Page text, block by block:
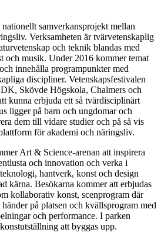
samverkansprojekt mellan
Verksamheten är tvärvetenskaplig
och teknik blandas med
och musik. Under 2016 kommer temat
innehålla programpunkter med
discipliner. Vetenskapsfestivalen
Skövde Högskola, Chalmers och
kunna erbjuda ett så tvärdisciplinärt
ligger på barn och ungdomar och
dem till vidare studier och på så vis
för akademi och näringsliv.
Art & Science-arenan att inspirera
och innovation och verka i
hantverk, konst och design
kärna. Besökarna kommer att erbjudas
kollaborativ konst, scenprogram där
på platsen och kvällsprogram med
och performance. I parken
att byggas upp.